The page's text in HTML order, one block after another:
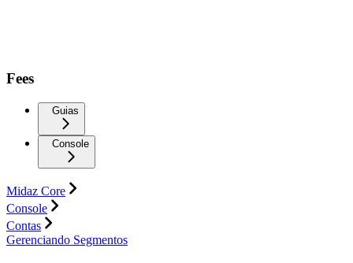
Fees
Guias
Console
Midaz Core
Console
Contas
Gerenciando Segmentos